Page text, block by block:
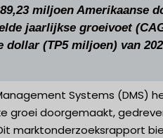
miljoen Amerikaanse
jaarlijkse groeivoet
dollar (TP5 miljoen) van
Systems (DMS)
groei doorgemaakt,
marktonderzoeksrapport